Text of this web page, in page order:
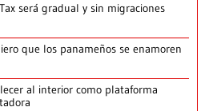
será gradual y sin migraciones
que los panameños se enamoren
al interior como plataforma